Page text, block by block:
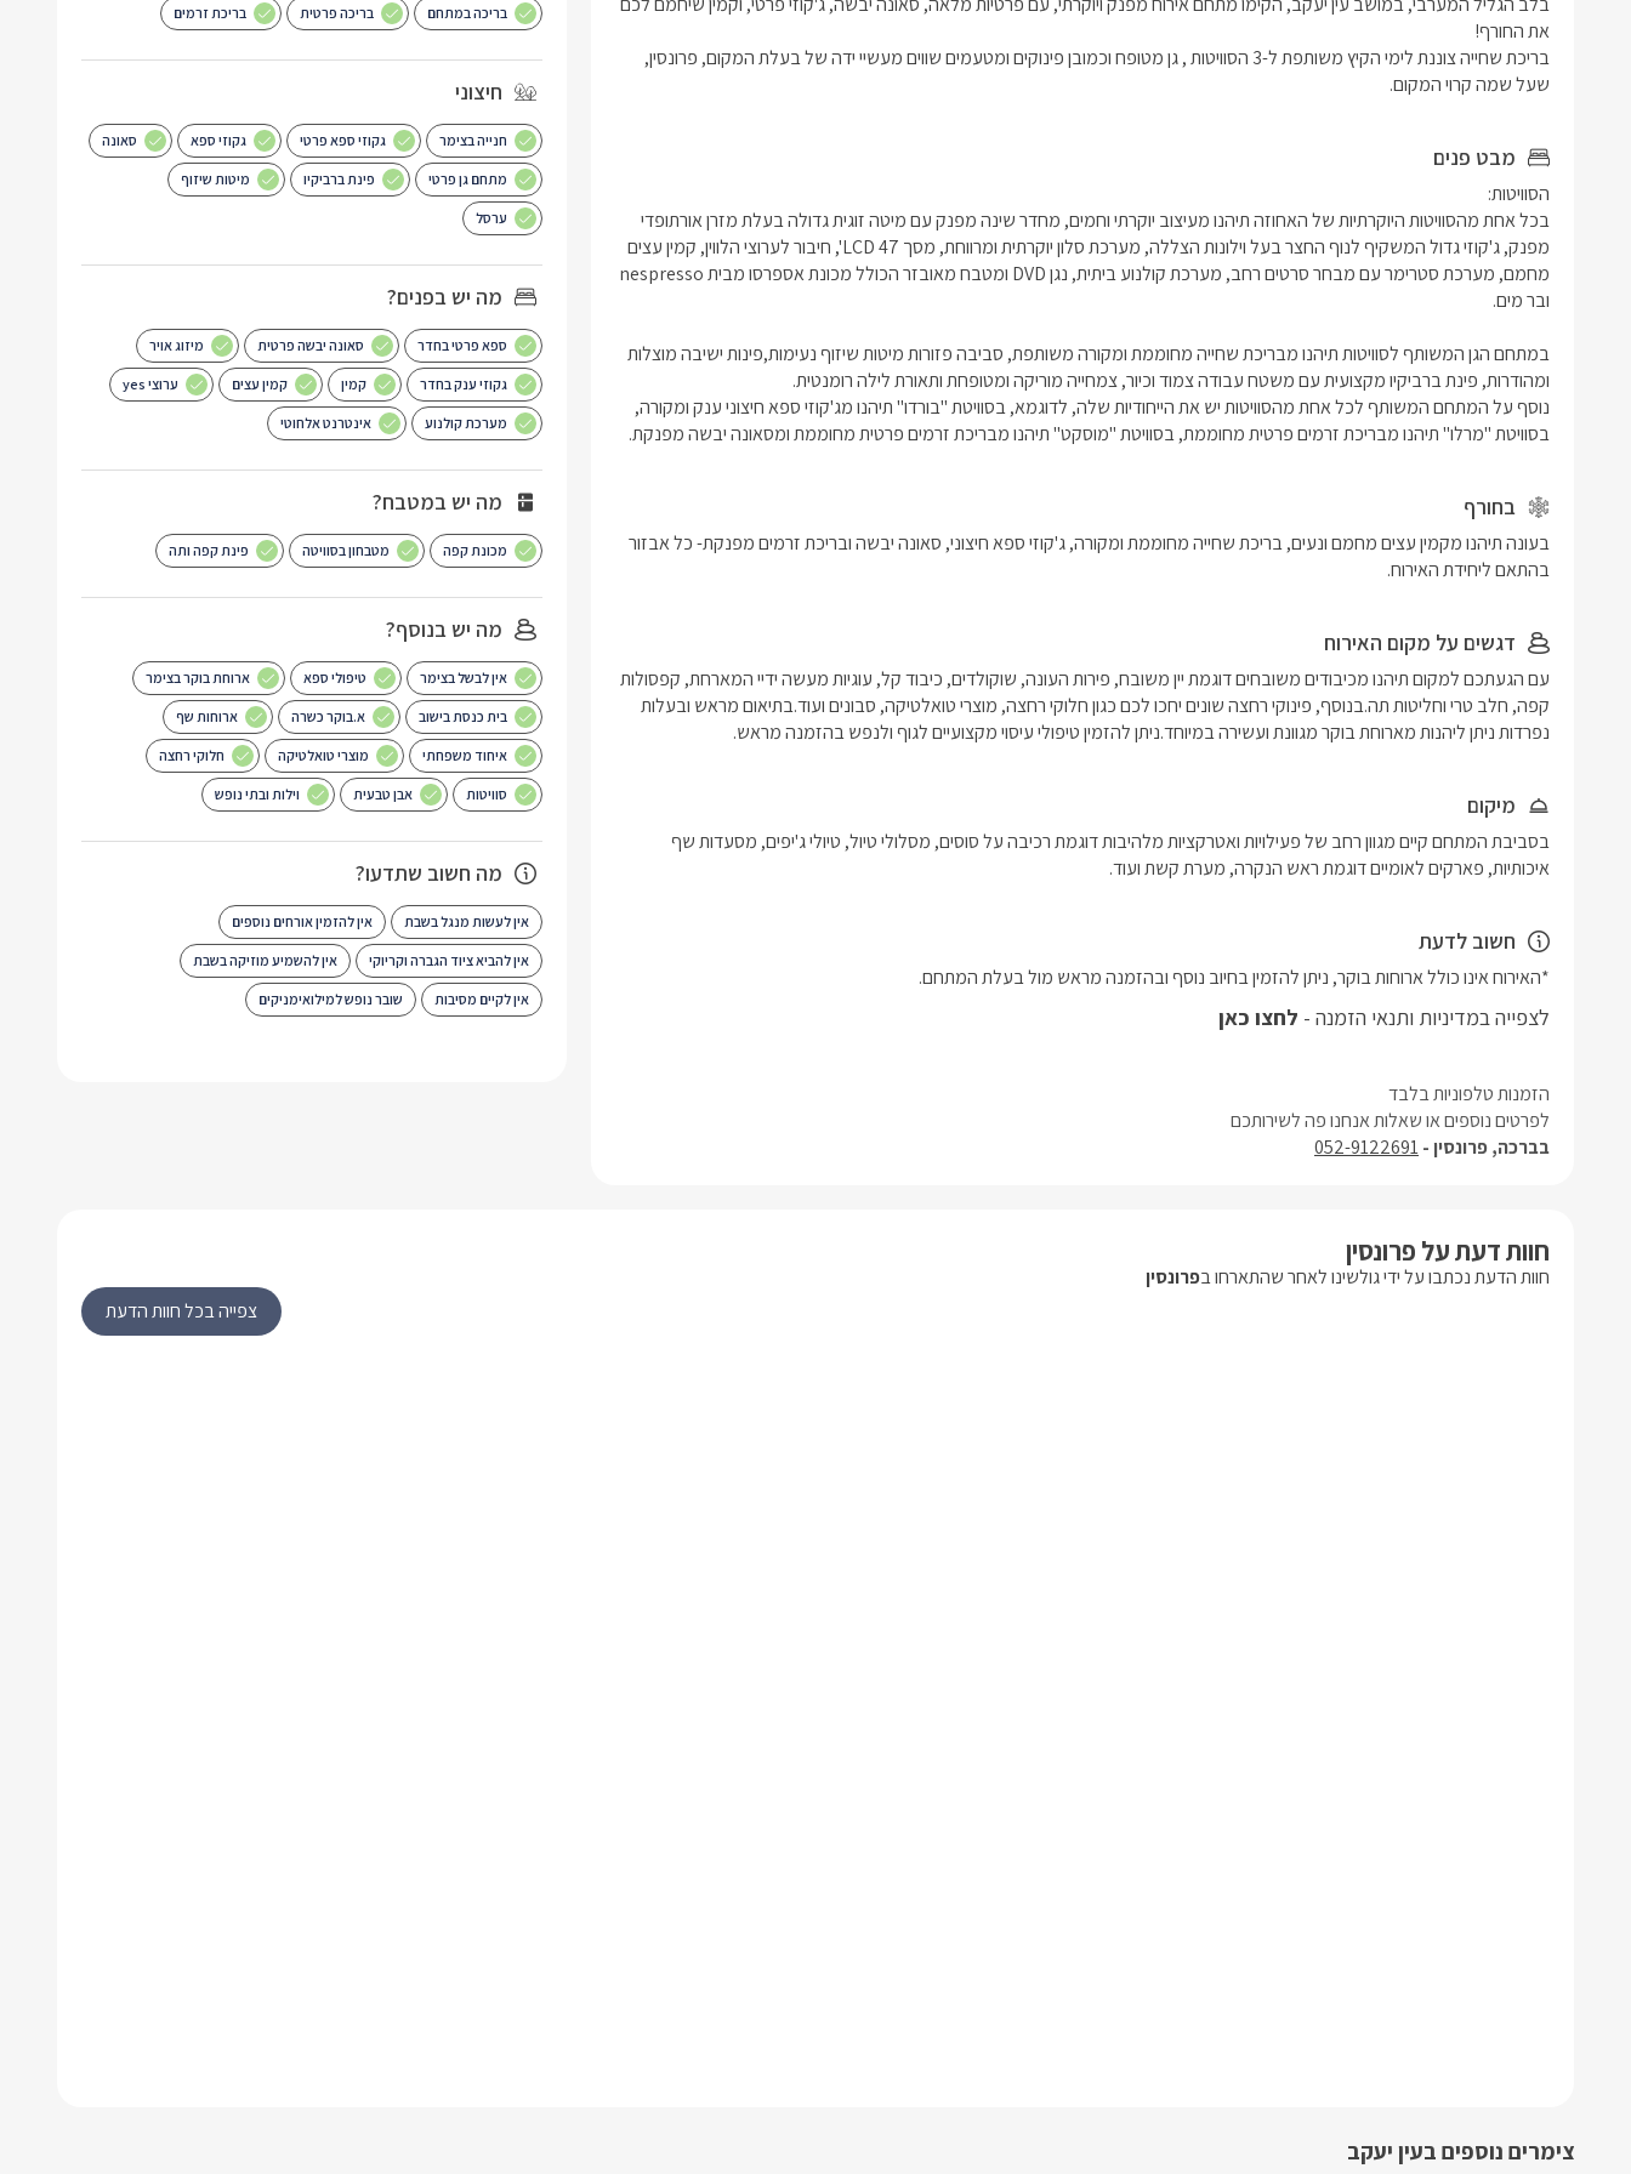
4/2.8 ענקית מחוממת וסאונה יבשה.פטריית חימום
שעל שמה קרוי המקום.
מבט פנים
בסוויטת "מרלו" תיהנו מבריכת זרמים פרטית מחוממת, בסוויטת "מוסקט" תיהנו מבריכת זרמים פרטית מחוממת ומסאונה יבשה מפנקת.
בחורף
בהתאם ליחידת האירוח.
דגשים על מקום האירוח
נפרדות ניתן ליהנות מארוחת בוקר מגוונת ועשירה במיוחד.ניתן להזמין טיפולי עיסוי מקצועיים לגוף ולנפש בהזמנה מראש.
מיקום
איכותיות, פארקים לאומיים דוגמת ראש הנקרה, מערת קשת ועוד.
חשוב לדעת
*האירוח אינו כולל ארוחות בוקר, ניתן להזמין בחיוב נוסף ובהזמנה מראש מול בעלת המתחם.
לצפייה במדיניות ותנאי הזמנה - לחצו כאן
הזמנות טלפוניות בלבד
לפרטים נוספים או שאלות אנחנו פה לשירותכם
בברכה, פרונסין -052-9122691
בריכה במתחם בריכה פרטית בריכת זרמים
חיצוני
חנייה בצימר גקוזי ספא פרטי גקוזי ספא סאונה
מתחם גן פרטי פינת ברביקיו מיטות שיזוף
ערסל
מה יש בפנים?
ספא פרטי בחדר סאונה יבשה פרטית מיזוג אויר
גקוזי ענק בחדר קמין קמין עצים ערוצי yes
מערכת קולנוע אינטרנט אלחוטי
מה יש במטבח?
מכונת קפה מטבחון בסוויטה פינת קפה ותה
מה יש בנוסף?
אין לבשל בצימר טיפולי ספא ארוחת בוקר בצימר
בית כנסת בישוב א.בוקר כשרה ארוחות שף
איחוד משפחתי מוצרי טואלטיקה חלוקי רחצה
סוויטות אבן טבעית וילות ובתי נופש
מה חשוב שתדעו?
אין לעשות מנגל בשבת אין להזמין אורחים נוספים
אין להביא ציוד הגברה וקריוקי אין להשמיע מוזיקה בשבת
אין לקיים מסיבות שובר נופש למילואימניקים
חוות דעת על פרונסין
חוות הדעת נכתבו על ידי גולשינו לאחר שהתארחו בפרונסין
צפייה בכל חוות הדעת
צימרים נוספים בעין יעקב